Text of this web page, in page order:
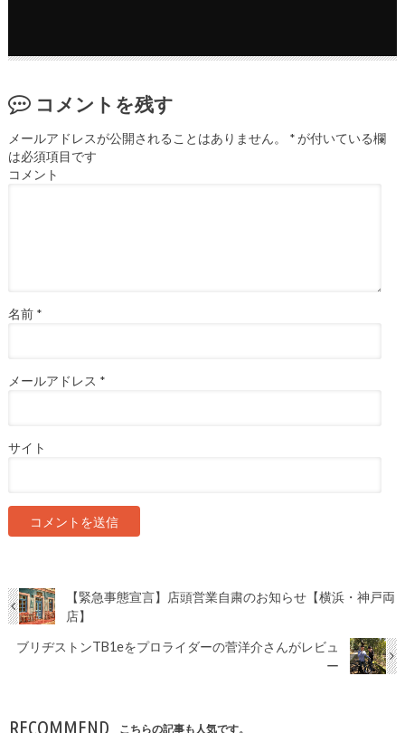
コメントを残す
メールアドレスが公開されることはありません。 *が付いている欄
は必須項目です
コメント
名前 *
メールアドレス *
サイト
【緊急事態宣言】店頭営業自粛のお知らせ【横浜・神戸両
店】
ブリヂストンTB1eをプロライダーの菅洋介さんがレビュ
ー
RECOMMEND こちらの記事も人気です。